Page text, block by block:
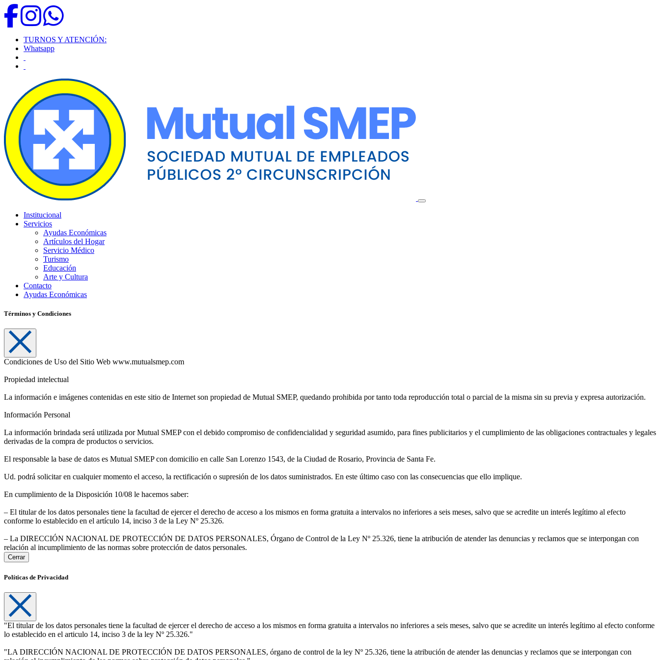
TURNOS Y ATENCIÓN:
Whatsapp
Toggle navigation
Institucional
Servicios
Ayudas Económicas
Artículos del Hogar
Servicio Médico
Turismo
Educación
Arte y Cultura
Contacto
Ayudas Económicas
Términos y Condiciones
Condiciones de Uso del Sitio Web www.mutualsmep.com
Propiedad intelectual
La información e imágenes contenidas en este sitio de Internet son propiedad de Mutual SMEP, quedando prohibida por tanto toda reproducción total o parcial de la misma sin su previa y expresa autorización.
Información Personal
La información brindada será utilizada por Mutual SMEP con el debido compromiso de confidencialidad y seguridad asumido, para fines publicitarios y el cumplimiento de las obligaciones contractuales y legales
derivadas de la compra de productos o servicios.
El responsable la base de datos es Mutual SMEP con domicilio en calle San Lorenzo 1543, de la Ciudad de Rosario, Provincia de Santa Fe.
Ud. podrá solicitar en cualquier momento el acceso, la rectificación o supresión de los datos suministrados. En este último caso con las consecuencias que ello implique.
En cumplimiento de la Disposición 10/08 le hacemos saber:
– El titular de los datos personales tiene la facultad de ejercer el derecho de acceso a los mismos en forma gratuita a intervalos no inferiores a seis meses, salvo que se acredite un interés legítimo al efecto
conforme lo establecido en el artículo 14, inciso 3 de la Ley Nº 25.326.
– La DIRECCIÓN NACIONAL DE PROTECCIÓN DE DATOS PERSONALES, Órgano de Control de la Ley Nº 25.326, tiene la atribución de atender las denuncias y reclamos que se interpongan con
relación al incumplimiento de las normas sobre protección de datos personales.
Cerrar
Políticas de Privacidad
"El titular de los datos personales tiene la facultad de ejercer el derecho de acceso a los mismos en forma gratuita a intervalos no inferiores a seis meses, salvo que se acredite un interés legítimo al efecto conforme
lo establecido en el articulo 14, inciso 3 de la ley Nº 25.326."
"LA DIRECCIÓN NACIONAL DE PROTECCIÓN DE DATOS PERSONALES, órgano de control de la ley Nº 25.326, tiene la atribución de atender las denuncias y reclamos que se interpongan con